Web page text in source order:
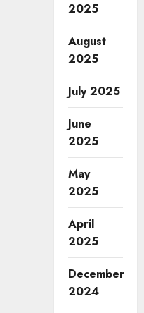
2025
August
2025
July 2025
June
2025
May
2025
April
2025
December
2024